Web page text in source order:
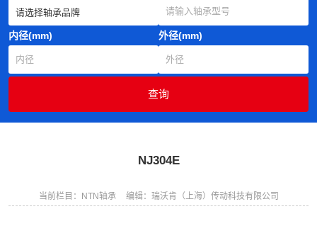
内径(mm) 外径(mm)
NJ304E
当前栏目：NTN轴承 编辑：瑞沃肯（上海）传动科技有限公司